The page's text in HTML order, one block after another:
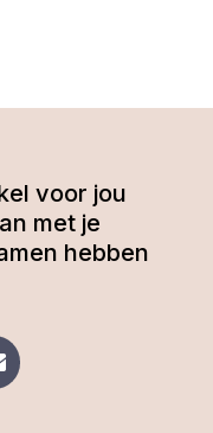
voor jou
met je
hebben